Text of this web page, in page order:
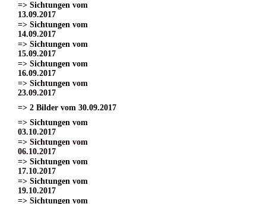
=> Sichtungen vom
13.09.2017
=> Sichtungen vom
14.09.2017
=> Sichtungen vom
15.09.2017
=> Sichtungen vom
16.09.2017
=> Sichtungen vom
23.09.2017
=> 2 Bilder vom 30.09.2017
=> Sichtungen vom
03.10.2017
=> Sichtungen vom
06.10.2017
=> Sichtungen vom
17.10.2017
=> Sichtungen vom
19.10.2017
=> Sichtungen vom